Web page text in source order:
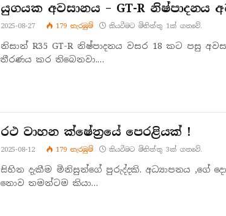
යුගයක අවසානය – GT-R නිෂ්පාදනය
2025-08-27 179 නැරඹු​ම් කියවීමට මිනිත්තු 1ක් ගතවේ.
නිසාන් R35 GT-R නිෂ්පාදනය වසර 18 කට පසු
තීරණය කර තිබෙනවා.…
රථ වාහන ක්ෂේත්‍රයේ පෙරළියක් !
2025-08-12 179 නැරඹු​ම් කියවීමට මිනිත්තු 3ක් ගතවේ.
සිහින දැකීම මිනිසුන්ගේ පුරුද්දකි. අධ්‍යාපනය ,ගේ
නොව තමන්ටම කියා…